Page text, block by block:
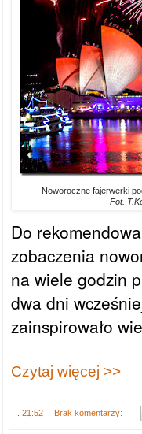
Noworoczne fajerwerki
Fot.
Do
zobaczenia
na wiele godzin
dwa dni
zainspirowało
Czytaj więcej >>
21:52 Brak komentarzy: